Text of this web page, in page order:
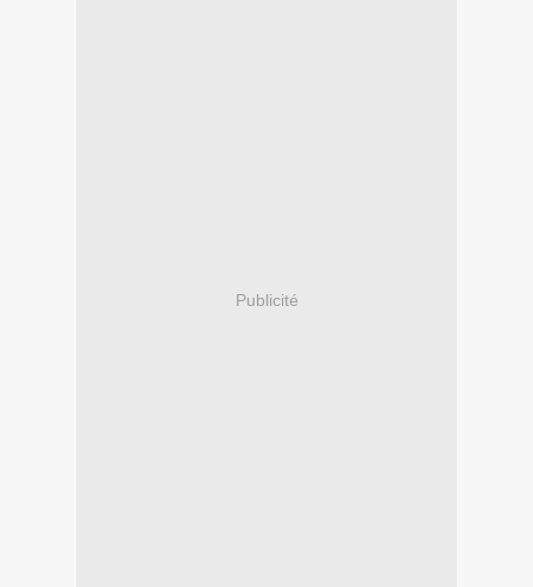
Publicité